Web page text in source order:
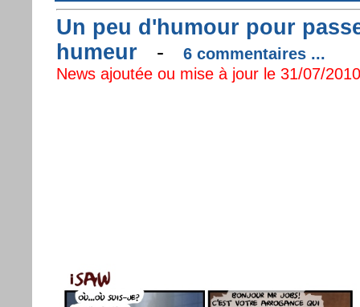
Un peu d'humour pour
humeur -
6 commentaires ...
News ajoutée ou mise à jour le 31/07/